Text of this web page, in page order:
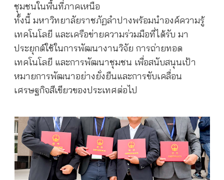
ชุมชนในพื้นที่ภาคเหนือ
ทั้งนี้ มหาวิทยาลัยราชภัฏลำปางพร้อมนำองค์ความรู้
เทคโนโลยี และเครือข่ายความร่วมมือที่ได้รับ มา
ประยุกต์ใช้ในการพัฒนางานวิจัย การถ่ายทอด
เทคโนโลยี และการพัฒนาชุมชน เพื่อสนับสนุนเป้า
หมายการพัฒนาอย่างยั่งยืนและการขับเคลื่อน
เศรษฐกิจสีเขียวของประเทศต่อไป